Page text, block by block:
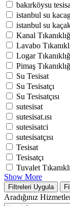
bakırköysu
istanbul su
istanbul su
Kanal
Lavabo
Logar
Pimaş
Su Tesisat
Su Tesisatçı
Su Tesisatçısı
sutesisat
sutesisat.ısı
sutesisatci
sutesisatçısı
Tesisat
Tesisatçı
Tuvalet
Show More
Filtreleri Uygula
Aradığınız